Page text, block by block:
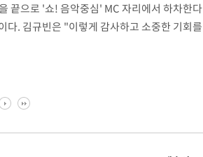
끝으로 '쇼! 음악중심' MC 자리에서 하차한다
다. 김규빈은 "이렇게 감사하고 소중한 기회를
시간이었다&